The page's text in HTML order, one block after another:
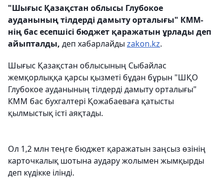
"Шығыс Қазақстан облысы Глубокое
ауданының тілдерді дамыту орталығы" КММ-
нің бас есепшісі бюджет қаражатын ұрлады деп
айыпталды, деп хабарлайды zakon.kz.
Шығыс Қазақстан облысының Сыбайлас
жемқорлыққа қарсы қызметі бұдан бұрын "ШҚО
Глубокое ауданының тілдерді дамыту орталығы"
КММ бас бухгалтері Қожабаеваға қатысты
қылмыстық істі аяқтады.
Ол 1,2 млн теңге бюджет қаражатын заңсыз өзінің
карточкалық шотына аудару жолымен жымқырды
деп күдікке ілінді.